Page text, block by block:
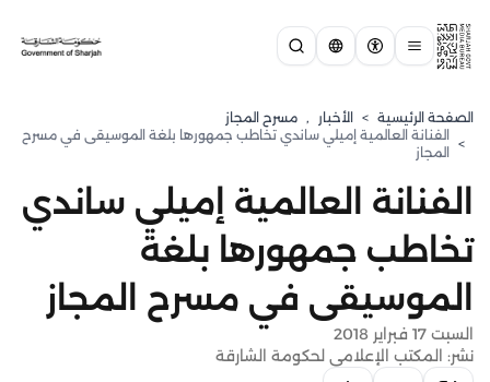
الصفحة الرئيسية > الأخبار , مسرح المجاز
>
الفنانة العالمية إميلي ساندي تخاطب جمهورها بلغة الموسيقى في مسرح
المجاز
الفنانة العالمية إميلي ساندي
تخاطب جمهورها بلغة
الموسيقى في مسرح المجاز
السبت 17 فبراير 2018
نشر: المكتب الإعلامي لحكومة الشارقة